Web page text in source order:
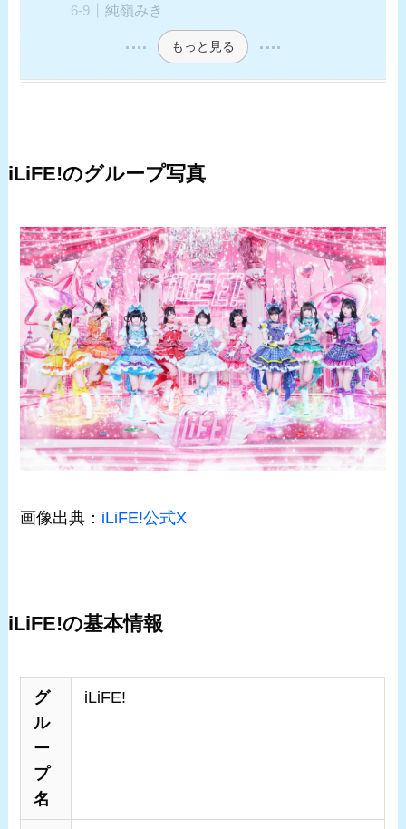
純嶺みき
もっと見る
iLiFE!のグループ写真
画像出典： iLiFE!公式X
iLiFE!の基本情報
グ
ル
ー
プ
名
iLiFE!